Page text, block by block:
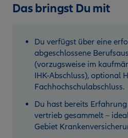
Das bringst Du mit
Du verfügst über eine
abgeschlossene
(vorzugsweise im
IHK-Abschluss), optional
Fachhochschul­abschluss.
Du hast bereits
vertrieb gesammelt –
Gebiet